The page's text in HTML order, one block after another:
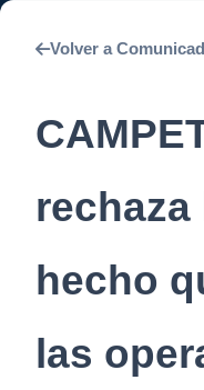
Volver a
hecho
las